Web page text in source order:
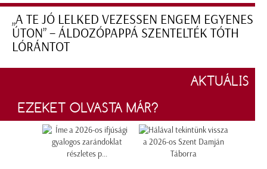
„A TE JÓ LELKED VEZESSEN ENGEM EGYENES
ÚTON” – ÁLDOZÓPAPPÁ SZENTELTÉK TÓTH
LÓRÁNTOT
AKTUÁLIS
EZEKET OLVASTA MÁR?